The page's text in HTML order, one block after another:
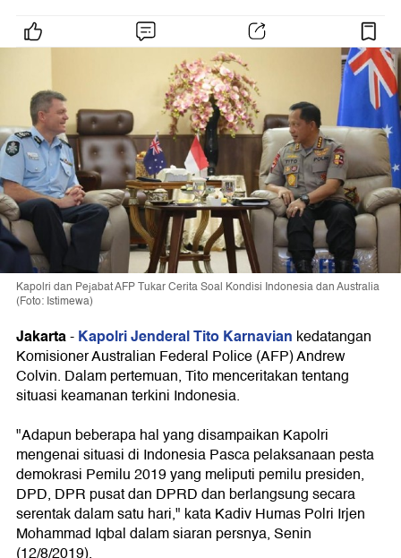
Kapolri dan Pejabat AFP Tukar Cerita Soal Kondisi Indonesia dan Australia
(Foto: Istimewa)
Jakarta-Kapolri Jenderal Tito Karnavian kedatangan
Komisioner Australian Federal Police (AFP) Andrew
Colvin. Dalam pertemuan, Tito menceritakan tentang
situasi keamanan terkini Indonesia.
"Adapun beberapa hal yang disampaikan Kapolri
mengenai situasi di Indonesia Pasca pelaksanaan pesta
demokrasi Pemilu 2019 yang meliputi pemilu presiden,
DPD, DPR pusat dan DPRD dan berlangsung secara
serentak dalam satu hari," kata Kadiv Humas Polri Irjen
Mohammad Iqbal dalam siaran persnya, Senin